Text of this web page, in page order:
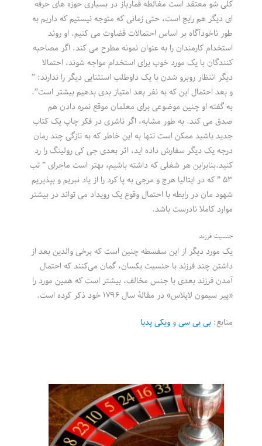
کلی شو معتقد است مغالطه قمارباز در بسیاری حوزه های حرفه
ای دیگر هم رایج است، حتی زمانی که متوجه نیستیم که داریم به
طور ناخودآگاه بر اساس احتمالات قضاوت می کنیم. او روند
استخدام کارمندان را به عنوان نمونه مطرح می کند. اگر مصاحبه
کنندگان با یک مورد خوب برای استخدام مواجه شوند، احتمالا
دیگر انتظار روبرو شدن با یک داوطلب استثنایی دیگر را ندارند: ”
و بعد احتمال این که به نفر بعد امتیاز بدی بدهیم بیشتر است”.
به گفته او چنین موضوعی برای معلمان موقع نمره دادن هم
صدق می کند. به طور مشابه، اگر ناشری در فکر چاپ یک کتاب
جدید باشید ممکن است تنها به این خاطر که به تازگی چند رمان
درجه یک دیگر سفارش داده اید، اثر بعدی جی کی رولینگ را رد
کنید.بنابراین هر شغلی که داشته باشیم، بهتر است ماجرای ” تب
۵۳ ” که در ایتالیا هرج و مرجی به پا کرد را از یاد نبریم و بپذیریم
شهود مان در رابطه با احتمال وقوع یک رویداد می تواند در بیشتر
موارد کاملا نادرست باشد.
جنسیت فرزند
یک مورد دیگر از این سفسطه چنین است که برخی والدین بعد از
داشتن چند فرزند با جنسیت یکسان، گمان می‌کنند که احتمال
آمدن فرزند بعدی با جنس مخالف، بیشتر است که همین مورد را
«پیر سیمون لاپلاس» در مقالهٔ سال ۱۷۹۶ خود ذکر کرده است.
منابع: بی بی سیوویکی پدیا